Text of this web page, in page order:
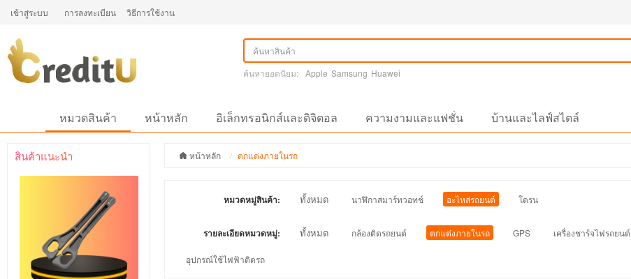
เข้าสู่ระบบ การลงทะเบียน วิธีการใช้งาน
ค้นหายอดนิยม: Apple Samsung Huawei
หมวดสินค้า หน้าหลัก อิเล็กทรอนิกส์และดิจิตอล ความงามและแฟชั่น บ้านและไลฟ์สไตล์
สินค้าแนะนำ หน้าหลัก ตกแต่งภายในรถ
หมวดหมู่สินค้า: ทั้งหมด นาฬิกาสมาร์ทวอทช์ อะไหล่รถยนต์ โดรน
รายละเอียดหมวดหมู่: ทั้งหมด กล้องติดรถยนต์ ตกแต่งภายในรถ GPS เครื่องชาร์จไฟรถยนต์
อุปกรณ์ใช้ไฟฟ้าติดรถ